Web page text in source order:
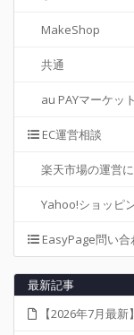
MakeShop
共通
au PAYマーケッ
EC運営相談
楽天市場の運営
Yahoo!ショッピ
EasyPage問い
最新記事
【2026年7月最